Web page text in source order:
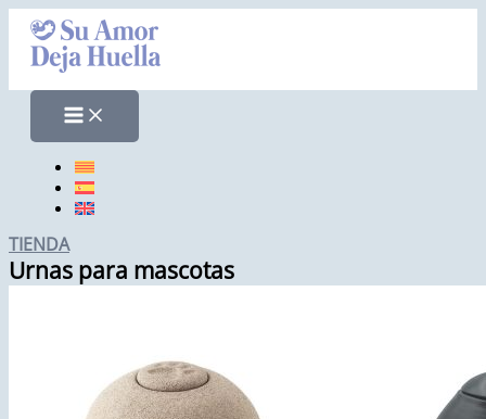
Ir
contenido
TIENDA
Urnas para mascotas